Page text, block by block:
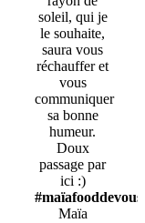
soleil, qui je
le souhaite,
saura vous
réchauffer et
vous
communiquer
sa bonne
humeur.
Doux
passage par
ici :)
#maïafooddevous
Maïa